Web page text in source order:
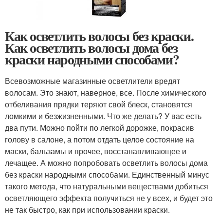
Как осветлить волосы без краски.
Как осветлить волосы дома без
краски народными способами?
Всевозможные магазинные осветлители вредят
волосам. Это знают, наверное, все. После химического
отбеливания прядки теряют свой блеск, становятся
ломкими и безжизненными. Что же делать? У вас есть
два пути. Можно пойти по легкой дорожке, покрасив
голову в салоне, а потом отдать целое состояние на
маски, бальзамы и прочее, восстанавливающее и
лечащее. А можно попробовать осветлить волосы дома
без краски народными способами. Единственный минус
такого метода, что натуральными веществами добиться
осветляющего эффекта получиться не у всех, и будет это
не так быстро, как при использовании краски.